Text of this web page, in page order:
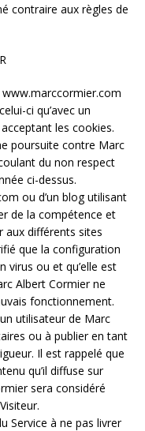
contraire aux règles de
www.marccormier.com
ci qu’avec un
les cookies.
poursuite contre Marc
du non respect
ci-dessus.
ou d’un blog utilisant
de la compétence et
aux différents sites
que la configuration
virus ou et qu’elle est
Albert Cormier ne
fonctionnement.
utilisateur de Marc
ou à publier en tant
Il est rappelé que
qu’il diffuse sur
sera considéré
Service à ne pas livrer